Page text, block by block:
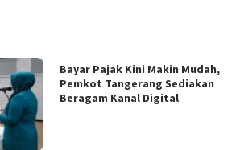
Bayar Pajak Kini Makin Mudah,
Pemkot Tangerang Sediakan
Beragam Kanal Digital